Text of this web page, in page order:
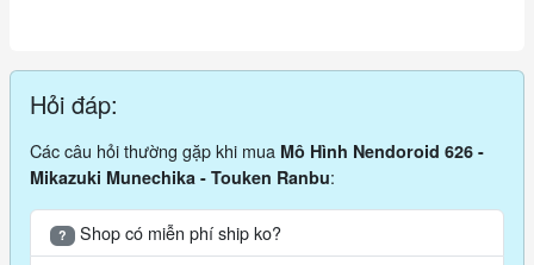
Hỏi đáp:
Các câu hỏi thường gặp khi mua Mô Hình Nendoroid 626 -
Mikazuki Munechika - Touken Ranbu:
? Shop có miễn phí ship ko?